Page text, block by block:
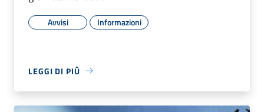
Avvisi Informazioni
LEGGI DI PIÙ